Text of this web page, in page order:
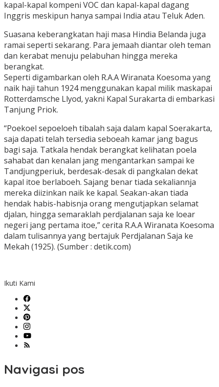
kapal-kapal kompeni VOC dan kapal-kapal dagang
Inggris meskipun hanya sampai India atau Teluk Aden.
Suasana keberangkatan haji masa Hindia Belanda juga
ramai seperti sekarang. Para jemaah diantar oleh teman
dan kerabat menuju pelabuhan hingga mereka
berangkat.
Seperti digambarkan oleh R.A.A Wiranata Koesoma yang
naik haji tahun 1924 menggunakan kapal milik maskapai
Rotterdamsche Llyod, yakni Kapal Surakarta di embarkasi
Tanjung Priok.
“Poekoel sepoeloeh tibalah saja dalam kapal Soerakarta,
saja dapati telah tersedia seboeah kamar jang bagus
bagi saja. Tatkala hendak berangkat kelihatan poela
sahabat dan kenalan jang mengantarkan sampai ke
Tandjungperiuk, berdesak-desak di pangkalan dekat
kapal itoe berlaboeh. Sajang benar tiada sekaliannja
mereka diizinkan naik ke kapal. Seakan-akan tiada
hendak habis-habisnja orang mengutjapkan selamat
djalan, hingga semaraklah perdjalanan saja ke loear
negeri jang pertama itoe,” cerita R.A.A Wiranata Koesoma
dalam tulisannya yang bertajuk Perdjalanan Saja ke
Mekah (1925). (Sumber : detik.com)
Ikuti Kami
Navigasi pos